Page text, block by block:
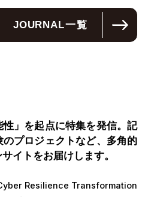
JOURNAL一覧
」を起点に特集を発信。記
プロジェクトなど、多角的
イトをお届けします。
Resilience Transformation